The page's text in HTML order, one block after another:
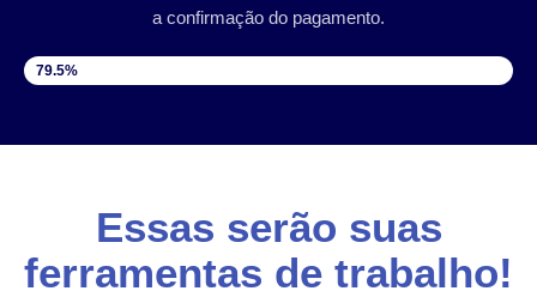
a confirmação do pagamento.
VAGAS DISPONÍVEIS
79.5%
Essas serão suas
ferramentas de trabalho!